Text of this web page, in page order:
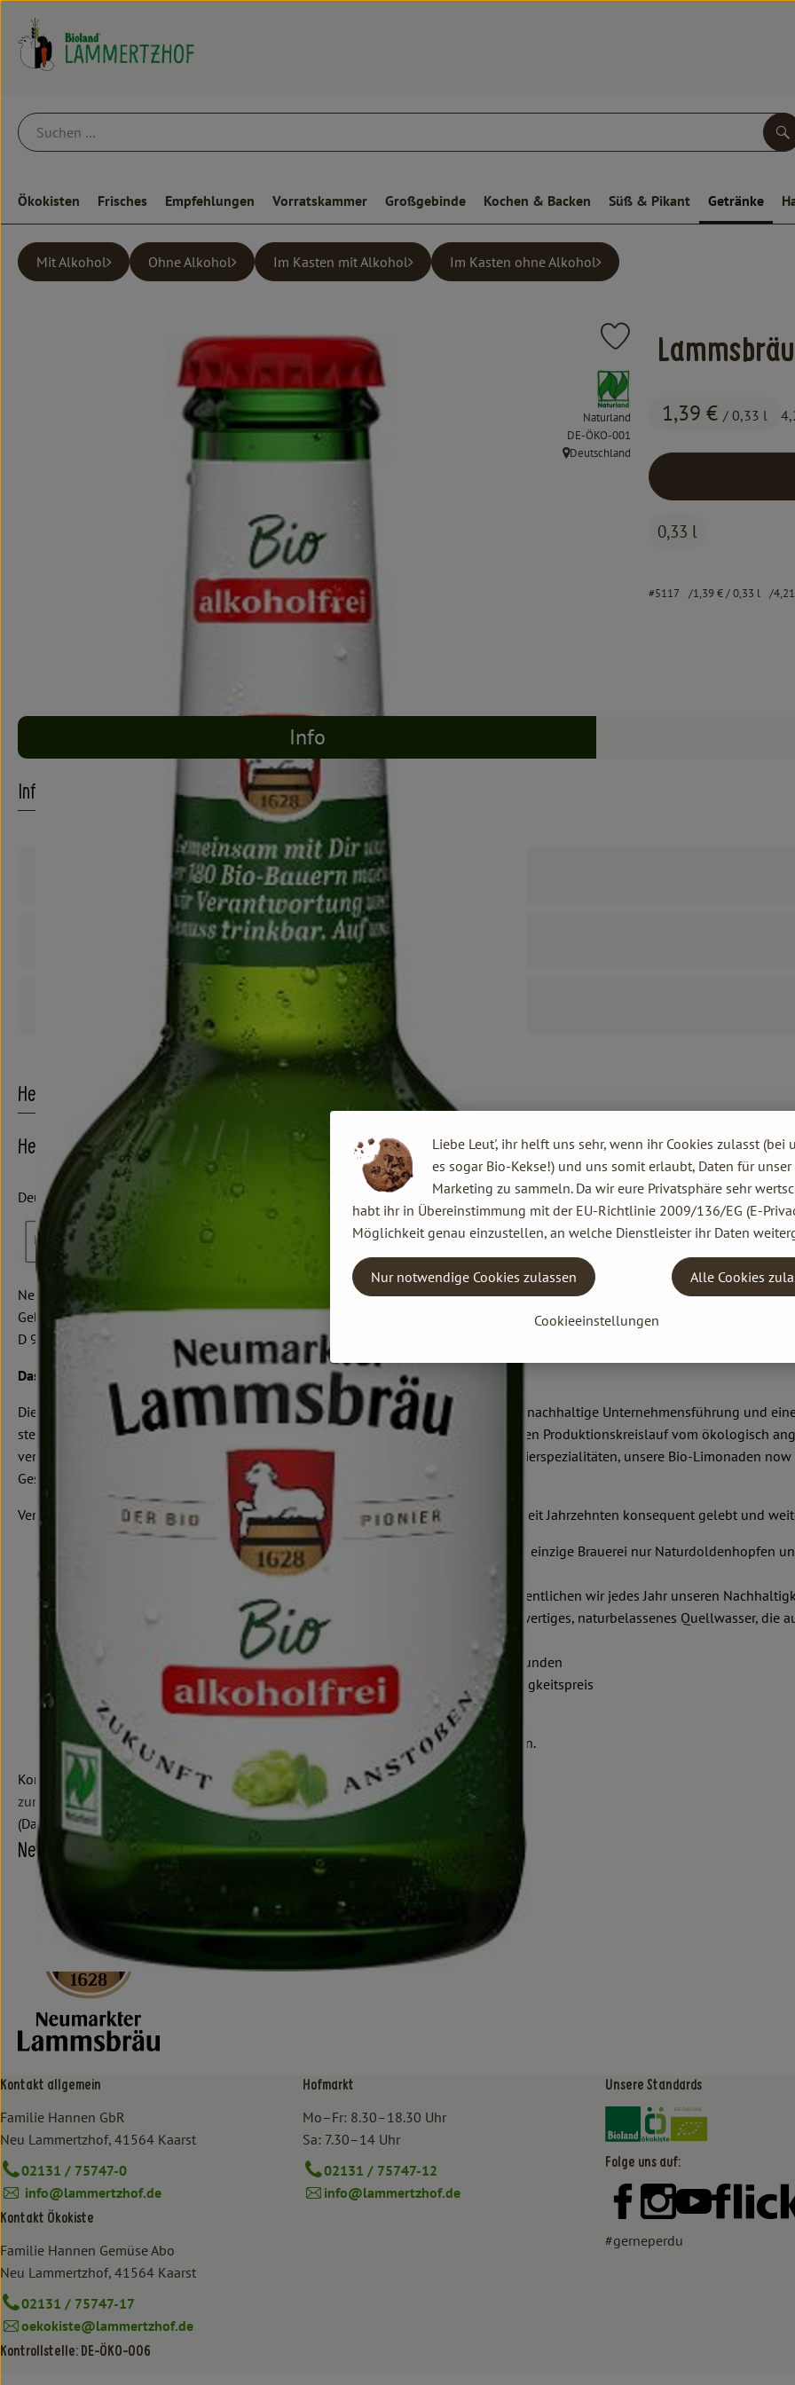
Ökokisten Frisches Empfehlungen Vorratskammer Großgebinde Kochen & Backen Süß & Pikant Getränke
Mit Alkohol Ohne Alkohol Im Kasten mit Alkohol Im Kasten ohne Alkohol
1,39 € / 0,33 l
Produkt zu Favouriten hinzufügen
, Verband:
Naturland
, Kontrollstelle:
DE-ÖKO-001
, Herkunft:
Deutschland
0,33 l
#5117 1,39 €/ 0,33 l
Info
Info
Produktinformationen
Herkunft
Hersteller: Neumarkter Lammsbräu
Deutschland
Neumarkter Lammsbräu
Gebr. Ehrnsperger KG
D 92318 Neumarkt i.d. OPf.
Das Unternehmen
Die Neumarkter Lammsbräu ist ein Familienunternehmen, dessen oberstes Ziel eine nachhaltige Unternehmensführung und
stellen wir ausschließlich hochwertige und köstliche Bio-Getränke her und halten den Produktionskreislauf vom ökologisch
verkaufsfertigen Flasche in den eigenen Händen. Dieses Prinzip gilt für unsere Bio-Bierspezialitäten, unsere Bio-Limonaden
Geschmack.
Verantwortung und Nachhaltigkeit sind bei uns keine Worthülsen, sondern werden seit Jahrzehnten konsequent gelebt und
Ursprünglicher Umgang mit unseren Bio-Rohstoffen - dabei verwenden wir als einzige Brauerei nur Naturdoldenhopfen
Konsequenter, prinzipientreuer Umgang mit unseren Ressourcen – dazu veröffentlichen wir jedes Jahr unseren
Ganzheitlich, nachhaltig – das garantieren Bio-Rohstoffe, unser eigenes hochwertiges, naturbelassenes Quellwasser,
die von uns definierten 10 ökologischen Braugebote
Nachhaltiger, persönlicher Umgang mit Mitarbeitern, Geschäftspartnern und Kunden
Nachhaltigkeit richtungsweisend fördern – mit unserem Lammsbräu Nachhaltigkeitspreis
Aktives Engagement im Sinne der Ökologie, z.B. gegen Agrogentechnik
Und natürlich: Hochwertige, genussvolle Bio-Getränke herstellen und vermarkten.
Kontrollnummer D-BY-M-1-6047-B
zur WebSite
(Daten von Ecoinform)
Neumarkter Lammsbräu
Kontakt allgemein
Familie Hannen GbR
Neu Lammertzhof, 41564 Kaarst
02131 / 75747-0
info@lammertzhof.de
Kontakt Ökokiste
Familie Hannen Gemüse Abo
Neu Lammertzhof, 41564 Kaarst
02131 / 75747-17
oekokiste@lammertzhof.de
Kontrollstelle: DE-ÖKO-006
Hofmarkt
Mo–Fr: 8.30–18.30 Uhr
Sa: 7.30–14 Uhr
02131 / 75747-12
info@lammertzhof.de
Unsere Standards
Externer Link zu https://
Externer Link zu
Folge uns auf:
Externer Link zu
Externer Link zu
Externer Link
#gerneperdu
Liebe Leut', ihr helft uns sehr, wenn ihr Cookies zulasst (bei
es sogar Bio-Kekse!) und uns somit erlaubt, Daten für unser
Marketing zu sammeln. Da wir eure Privatsphäre sehr
habt ihr in Übereinstimmung mit der EU-Richtlinie 2009/136/EG (E-
Möglichkeit genau einzustellen, an welche Dienstleister ihr Daten
Cookieeinstellungen
Nur notwendige Cookies zulassen Alle Cookies